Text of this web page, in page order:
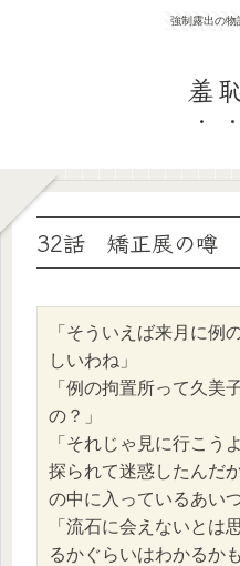
強制露出の物
羞
32話 矯正展の噂
「そういえば来月に例
しいわね」
「例の拘置所って久美
の？」
「それじゃ見に行こう
探られて迷惑したんだ
の中に入っているあい
「流石に会えないとは
るかぐらいはわかるか